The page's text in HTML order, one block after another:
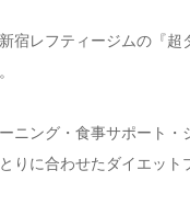
宿レフティージムの『超
ニング・食事サポート・
りに合わせたダイエット